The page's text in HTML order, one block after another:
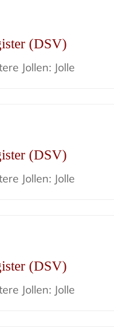
(DSV)
Jollen: Jolle
(DSV)
Jollen: Jolle
(DSV)
Jollen: Jolle